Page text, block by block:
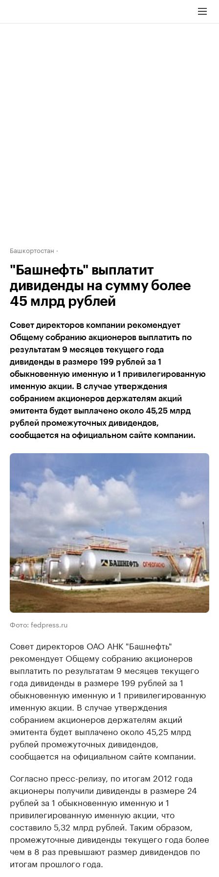
Башкортостан
"Башнефть" выплатит
дивиденды на сумму более
45 млрд рублей
Совет директоров компании рекомендует
Общему собранию акционеров выплатить по
результатам 9 месяцев текущего года
дивиденды в размере 199 рублей за 1
обыкновенную именную и 1 привилегированную
именную акции. В случае утверждения
собранием акционеров держателям акций
эмитента будет выплачено около 45,25 млрд
рублей промежуточных дивидендов,
сообщается на официальном сайте компании.
Фото: fedpress.ru
Совет директоров ОАО АНК "Башнефть"
рекомендует Общему собранию акционеров
выплатить по результатам 9 месяцев текущего
года дивиденды в размере 199 рублей за 1
обыкновенную именную и 1 привилегированную
именную акции. В случае утверждения
собранием акционеров держателям акций
эмитента будет выплачено около 45,25 млрд
рублей промежуточных дивидендов,
сообщается на официальном сайте компании.
Согласно пресс-релизу, по итогам 2012 года
акционеры получили дивиденды в размере 24
рублей за 1 обыкновенную именную и 1
привилегированную именную акции, что
составило 5,32 млрд рублей. Таким образом,
промежуточные дивиденды текущего года более
чем в 8 раз превышают размер дивидендов по
итогам прошлого года.